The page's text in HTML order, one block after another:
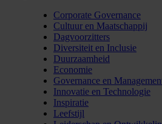
Corporate Governance
Cultuur en Maatschappij
Dagvoorzitters
Diversiteit en Inclusie
Duurzaamheid
Economie
Governance en
Innovatie en Technologie
Inspiratie
Leefstijl